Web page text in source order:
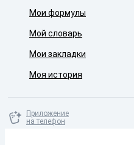
Мои формулы
Мой словарь
Мои закладки
Моя история
Приложение
на телефон